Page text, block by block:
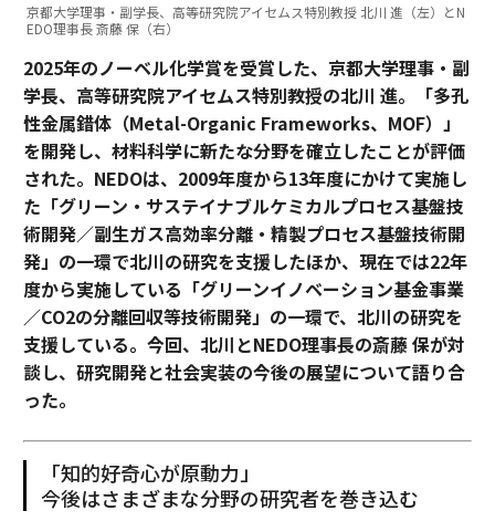
京都大学理事・副学長、高等研究院アイセムス特別教授 北川 進（左）とN
EDO理事長 斎藤 保（右）
2025年のノーベル化学賞を受賞した、京都大学理事・副
学長、高等研究院アイセムス特別教授の北川 進。「多孔
性金属錯体（Metal-Organic Frameworks、MOF）」
を開発し、材料科学に新たな分野を確立したことが評価
された。NEDOは、2009年度から13年度にかけて実施し
た「グリーン・サステイナブルケミカルプロセス基盤技
術開発／副生ガス高効率分離・精製プロセス基盤技術開
発」の一環で北川の研究を支援したほか、現在では22年
度から実施している「グリーンイノベーション基金事業
／CO2の分離回収等技術開発」の一環で、北川の研究を
支援している。今回、北川とNEDO理事長の斎藤 保が対
談し、研究開発と社会実装の今後の展望について語り合
った。
「知的好奇心が原動力」
今後はさまざまな分野の研究者を巻き込む